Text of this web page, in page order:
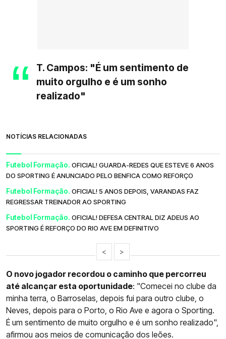
T. Campos: "É um sentimento de
muito orgulho e é um sonho
realizado"
NOTÍCIAS RELACIONADAS
Futebol Formação. OFICIAL! GUARDA-REDES QUE ESTEVE 6 ANOS
DO SPORTING É ANUNCIADO PELO BENFICA COMO REFORÇO
Futebol Formação. OFICIAL! 5 ANOS DEPOIS, VARANDAS FAZ
REGRESSAR TREINADOR AO SPORTING
Futebol Formação. OFICIAL! DEFESA CENTRAL DIZ ADEUS AO
SPORTING É REFORÇO DO RIO AVE EM DEFINITIVO
< >
O novo jogador recordou o caminho que percorreu
até alcançar esta oportunidade: "Comecei no clube da
minha terra, o Barroselas, depois fui para outro clube, o
Neves, depois para o Porto, o Rio Ave e agora o Sporting.
É um sentimento de muito orgulho e é um sonho realizado",
afirmou aos meios de comunicação dos leões.